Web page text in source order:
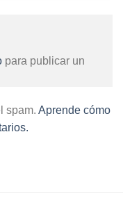
para publicar un
spam. Aprende cómo